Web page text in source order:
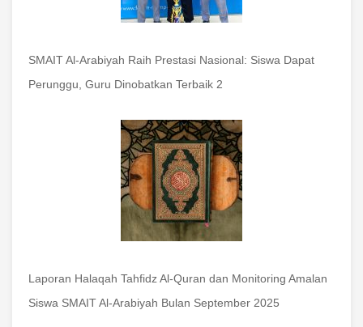
SMAIT Al-Arabiyah Raih Prestasi Nasional: Siswa Dapat
Perunggu, Guru Dinobatkan Terbaik 2
Laporan Halaqah Tahfidz Al-Quran dan Monitoring Amalan
Siswa SMAIT Al-Arabiyah Bulan September 2025